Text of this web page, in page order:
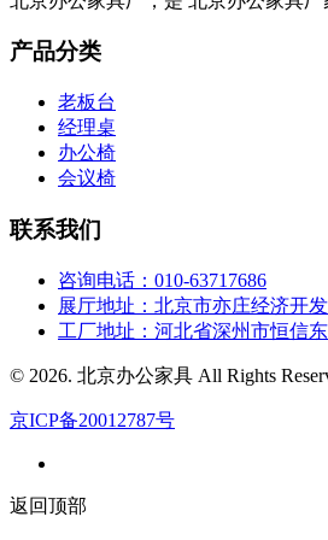
产品分类
老板台
经理桌
办公椅
会议椅
联系我们
咨询电话：010-63717686
展厅地址：北京市亦庄经济开
工厂地址：河北省深州市恒信
© 2026. 北京办公家具 All Rights
京ICP备20012787号
返回顶部